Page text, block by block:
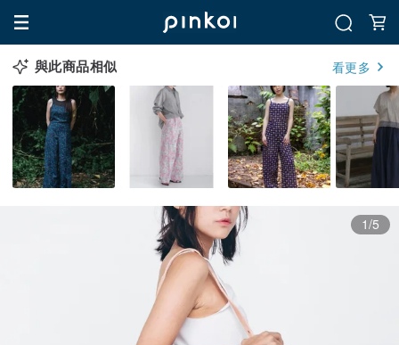
與此商品相似 看更多
1/5